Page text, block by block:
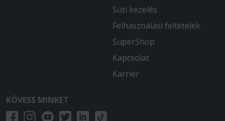
Süti kezelés
Felhasználási feltételek
SuperShop
Kapcsolat
Karrier
KÖVESS MINKET